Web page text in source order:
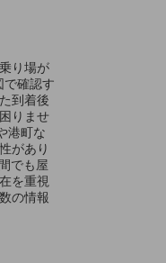
り場が
確認す
到着後
りませ
港町な
があり
でも屋
を重視
の情報